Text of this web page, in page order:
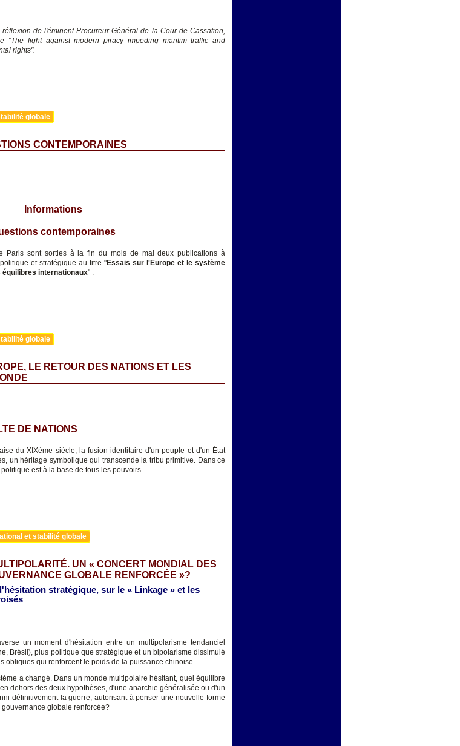
de l'éminent Procureur Général de la Cour de Cassation,
"The fight against modern piracy impeding maritim traffic and
rights".
globale
CONTEMPORAINES
Informations
contemporaines
Paris sont sorties à la fin du mois de mai deux publications à
et stratégique au titre "Essais sur l'Europe et le système
équilibres internationaux" .
globale
LE RETOUR DES NATIONS ET LES
DE NATIONS
du XIXème siècle, la fusion identitaire d'un peuple et d'un État
un héritage symbolique qui transcende la tribu primitive. Dans ce
est à la base de tous les pouvoirs.
et stabilité globale
UN « CONCERT MONDIAL DES
GLOBALE RENFORCÉE »?
stratégique, sur le « Linkage » et les
un moment d'hésitation entre un multipolarisme tendanciel
Brésil), plus politique que stratégique et un bipolarisme dissimulé
obliques qui renforcent le poids de la puissance chinoise.
a changé. Dans un monde multipolaire hésitant, quel équilibre
dehors des deux hypothèses, d'une anarchie généralisée ou d'un
définitivement la guerre, autorisant à penser une nouvelle forme
globale renforcée?